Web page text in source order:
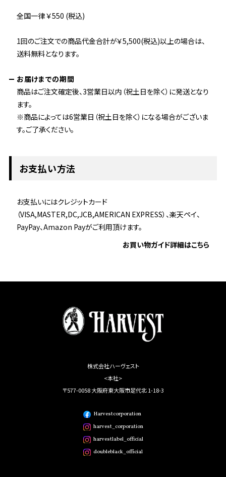
全国一律 ￥550 (税込)
1回のご注文での商品代金合計が￥5,500(税込)以上の場合は、
送料無料となります。
お届けまでの期間
商品はご注文確定後、3営業日以内（祝土日を除く）に発送となり
ます。
※商品によっては6営業日（祝土日を除く）になる場合がございま
す。ご了承ください。
お支払い方法
お支払いにはクレジットカード
（VISA,MASTER,DC,JCB,AMERICAN EXPRESS）、楽天ペイ、
PayPay、Amazon Payがご利用頂けます。
お買い物ガイド詳細はこちら
株式会社ハーヴェスト
<本社>
〒577-0058 大阪府東大阪市足代北 1-18-3
Harvestcorporation
harvest_corporation
harvestlabel_official
doubleblack_official